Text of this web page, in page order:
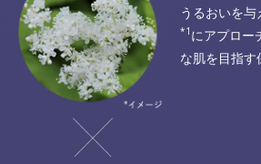
うるおいを
*1 にアプロー
な肌を目指す